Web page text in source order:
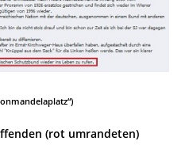
(rot umrandeten)